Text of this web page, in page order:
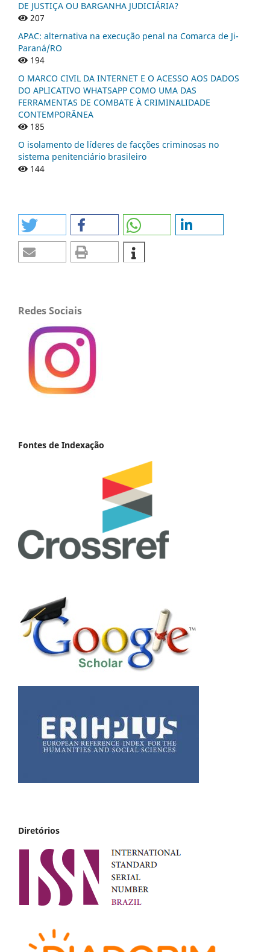
DE JUSTIÇA OU BARGANHA JUDICIÁRIA?
207
APAC: alternativa na execução penal na Comarca de Ji-
Paraná/RO
194
O MARCO CIVIL DA INTERNET E O ACESSO AOS DADOS
DO APLICATIVO WHATSAPP COMO UMA DAS
FERRAMENTAS DE COMBATE À CRIMINALIDADE
CONTEMPORÂNEA
185
O isolamento de líderes de facções criminosas no
sistema penitenciário brasileiro
144
Redes Sociais
Fontes de Indexação
Diretórios